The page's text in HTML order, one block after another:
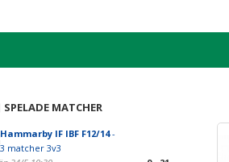
SPELADE MATCHER
Hammarby IF IBF F12/14-
3 matcher 3v3